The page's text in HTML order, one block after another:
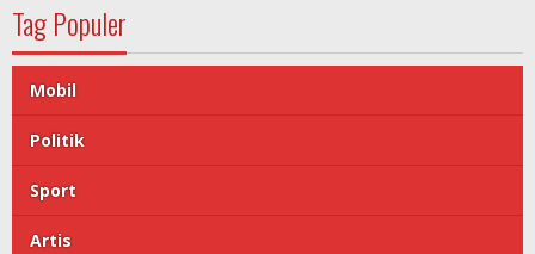
Tag Populer
Mobil
Politik
Sport
Artis